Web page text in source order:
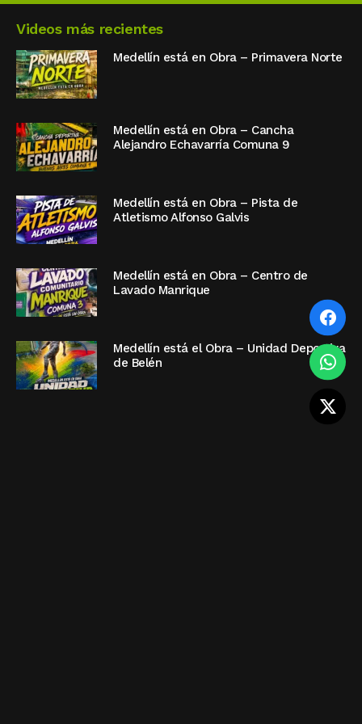
Videos más recientes
Medellín está en Obra – Primavera Norte
Medellín está en Obra – Cancha
Alejandro Echavarría Comuna 9
Medellín está en Obra – Pista de
Atletismo Alfonso Galvis
Medellín está en Obra – Centro de
Lavado Manrique
Medellín está el Obra – Unidad Deportiva
de Belén